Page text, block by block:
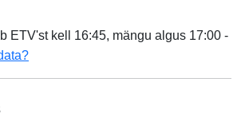
ETV'st kell 16:45, mängu algus 17:00 -